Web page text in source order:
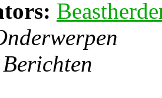
Berichten